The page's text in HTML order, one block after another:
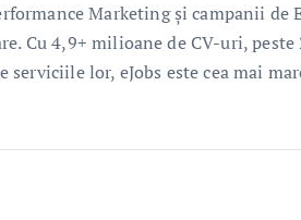
Marketing și campanii de
Cu 4,9+ milioane de CV-uri,
lor, eJobs este cea mai